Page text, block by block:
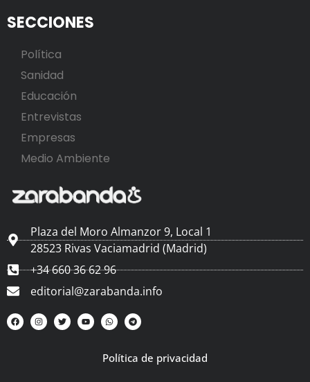
SECCIONES
Política
Sanidad
Educación
Entrevistas
Empresas
Medio Ambiente
Plaza del Moro Almanzor 9, Local 1
28523 Rivas Vaciamadrid (Madrid)
+34 660 36 62 96
editorial@zarabanda.info
Política de privacidad